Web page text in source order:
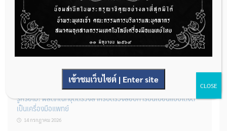
การโฆษณาเครื่องมือแพทย์แบบใดที่ได้รับการยกเว้นไม่ต้องขออนุญาต
14 กรกฎาคม 2026
รู้หรือไม่? ผลิตภัณฑ์ชุดตรวจสําหรับตรวจสอบการปนเปื้อนแบบใดจัด
เป็นเครื่องมือแพทย์
14 กรกฎาคม 2026
เข้าชมเว็บไซต์ | Enter site
CLOSE